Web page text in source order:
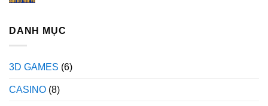
DANH MỤC
3D GAMES (6)
CASINO (8)